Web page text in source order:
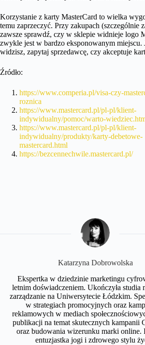
Korzystanie z karty MasterCard to wielka
temu zaprzeczyć. Przy zakupach (szczególnie
zawsze sprawdź, czy w sklepie widnieje logo
zwykle jest w bardzo eksponowanym miejscu.
widzisz, zapytaj sprzedawcę, czy akceptuje
Źródło:
https://www.comperia.pl/visa-czy-
roznica
https://www.mastercard.pl/pl-pl/klient-
indywidualny/pomoc/warto-
https://www.mastercard.pl/pl-pl/klient-
indywidualny/produkty/karty-debetowe-
mastercard.html
https://bezcennechwile.mastercard.pl/
Katarzyna Dobrowolska
Ekspertka w dziedzinie marketingu
letnim doświadczeniem. Ukończyła studia
zarządzanie na Uniwersytecie Łódzkim.
w strategiach promocyjnych oraz
reklamowych w mediach
publikacji na temat skutecznych kampanii
oraz budowania wizerunku marki online.
entuzjastka jogi i zdrowego stylu